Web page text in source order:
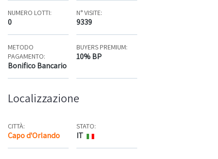
NUMERO LOTTI:
0
N° VISITE:
9339
METODO
PAGAMENTO:
Bonifico Bancario
BUYERS PREMIUM:
10% BP
Localizzazione
CITTÀ:
Capo d'Orlando Mappa
STATO:
IT